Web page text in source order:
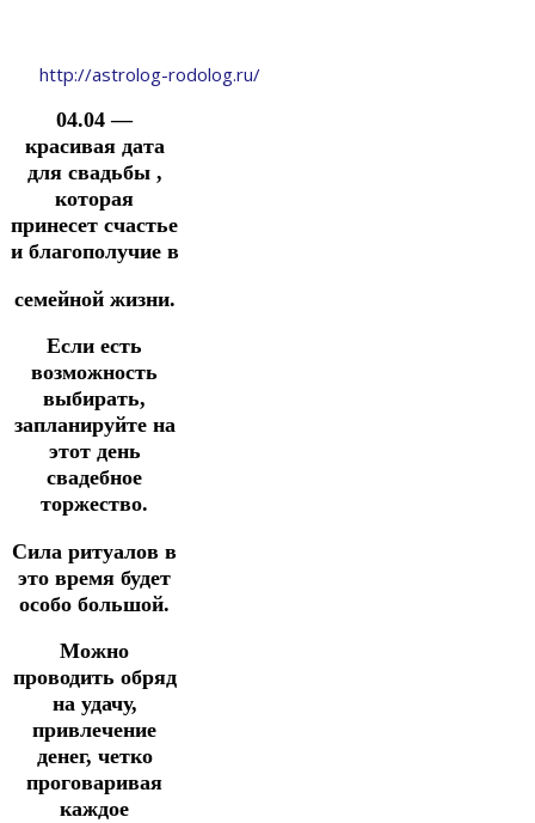
http://astrolog-rodolog.ru/
04.04 —
красивая дата
для свадьбы ,
которая
принесет счастье
и благополучие в
семейной жизни.
Если есть
возможность
выбирать,
запланируйте на
этот день
свадебное
торжество.
Сила ритуалов в
это время будет
особо большой.
Можно
проводить обряд
на удачу,
привлечение
денег, четко
проговаривая
каждое